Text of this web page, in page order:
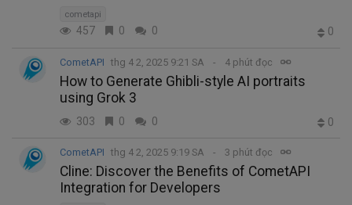
cometapi
457 0 0 0
CometAPI thg 4 2, 2025 9:21 SA 4 phút đọc
How to Generate Ghibli-style AI portraits
using Grok 3
303 0 0 0
CometAPI thg 4 2, 2025 9:19 SA 3 phút đọc
Cline: Discover the Benefits of CometAPI
Integration for Developers